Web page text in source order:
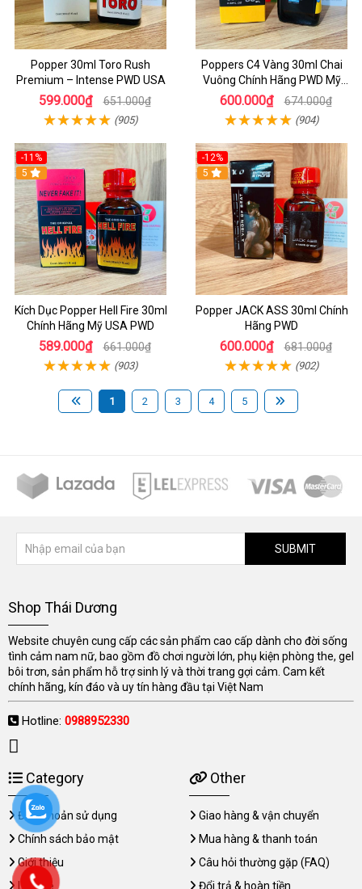
Popper 30ml Toro Rush
Premium – Intense PWD USA
599.000₫ 651.000₫
(905)
Poppers C4 Vàng 30ml Chai
Vuông Chính Hãng PWD Mỹ
Tăng Hưng Phấn Cho Top Bot
600.000₫ 674.000₫
(904)
-11%
5
Kích Dục Popper Hell Fire 30ml
Chính Hãng Mỹ USA PWD
589.000₫ 661.000₫
(903)
-12%
5
Popper JACK ASS 30ml Chính
Hãng PWD
600.000₫ 681.000₫
(902)
1 2 3 4 5
SUBMIT
Shop Thái Dương
Website chuyên cung cấp các sản phẩm cao cấp dành cho đời sống
tình cảm nam nữ, bao gồm đồ chơi người lớn, phụ kiện phòng the, gel
bôi trơn, sản phẩm hỗ trợ sinh lý và thời trang gợi cảm. Cam kết
chính hãng, kín đáo và uy tín hàng đầu tại Việt Nam
Hotline: 0988952330
Category
Điều khoản sử dụng
Chính sách bảo mật
Giới thiệu
Liên hệ
Other
Giao hàng & vận chuyển
Mua hàng & thanh toán
Câu hỏi thường gặp (FAQ)
Đổi trả & hoàn tiền